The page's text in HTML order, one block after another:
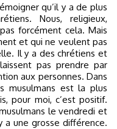
qu’il y a de plus
Nous, religieux,
forcément cela. Mais
et qui ne veulent pas
Il y a des chrétiens et
pas prendre par
aux personnes. Dans
musulmans est la plus
pour moi, c’est positif.
le vendredi et
a une grosse différence.